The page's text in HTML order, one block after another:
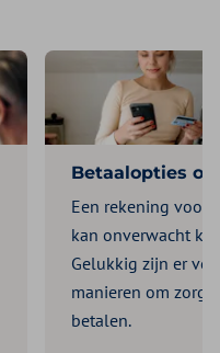
Betaalopties
Een rekening voor
kan onverwacht
Gelukkig zijn er
manieren om
betalen.